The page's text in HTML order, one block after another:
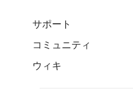
サポート
コミュニティ
ウィキ